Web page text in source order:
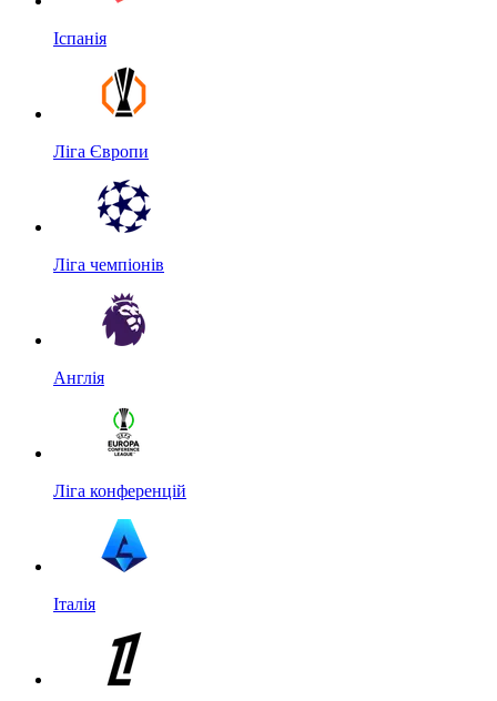
Іспанія
Ліга Європи
Ліга чемпіонів
Англія
Ліга конференцій
Італія